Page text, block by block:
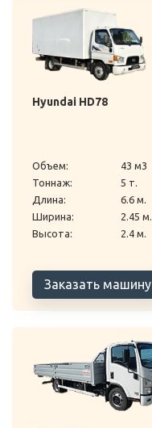
Hyundai HD78
Объем:
43 м3
Тоннаж:
5 т.
Длина:
6.6 м.
Ширина:
2.45 м.
Высота:
2.4 м.
Заказать машину